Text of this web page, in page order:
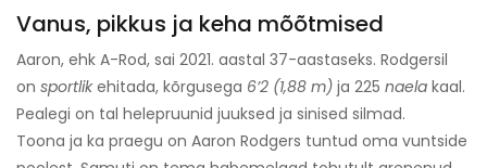
Vanus, pikkus ja keha mõõtmised
Aaron, ehk A-Rod, sai 2021. aastal 37-aastaseks. Rodgersil
on sportlikehitada, kõrgusega 6’2 (1,88 m) ja 225 naela kaal.
Pealegi on tal helepruunid juuksed ja sinised silmad.
Toona ja ka praegu on Aaron Rodgers tuntud oma vuntside